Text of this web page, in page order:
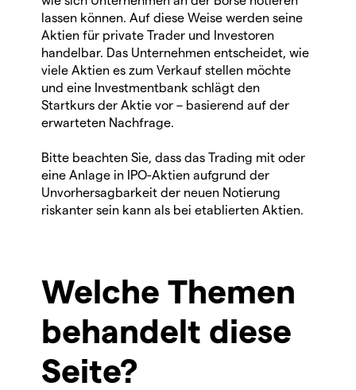
lassen können. Auf diese Weise werden seine
Aktien für private Trader und Investoren
handelbar. Das Unternehmen entscheidet, wie
viele Aktien es zum Verkauf stellen möchte
und eine Investmentbank schlägt den
Startkurs der Aktie vor – basierend auf der
erwarteten Nachfrage.
Bitte beachten Sie, dass das Trading mit oder
eine Anlage in IPO-Aktien aufgrund der
Unvorhersagbarkeit der neuen Notierung
riskanter sein kann als bei etablierten Aktien.
Welche Themen
behandelt diese
Seite?